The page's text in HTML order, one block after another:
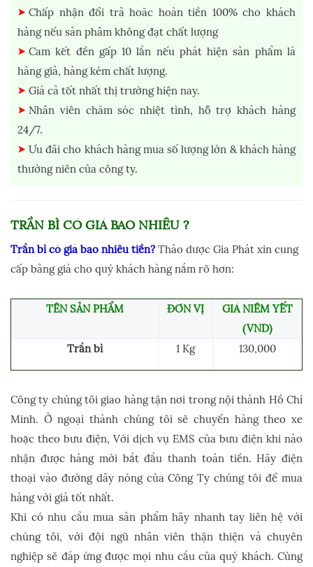
Chấp nhận đổi trả hoăc hoàn tiền 100% cho khách
hàng nếu sản phâm không đạt chất lượng
Cam kết đền gấp 10 lần nếu phát hiện sản phẩm là
hàng giả, hàng kém chất lượng.
Giá cả tốt nhất thị trường hiện nay.
Nhân viên chăm sóc nhiệt tình, hỗ trợ khách hàng
24/7.
Ưu đãi cho khách hàng mua số lượng lớn & khách hàng
thường niên của công ty.
TRẦN BÌ CÓ GIÁ BAO NHIÊU ?
Trần bìcó giá bao nhiêu tiền? Thảo dược Gia Phát xin cung
cấp bảng giá cho quý khách hàng nắm rõ hơn:
TÊN SẢN PHẨM ĐƠN VỊ
GIÁ NIÊM YẾT
(VND)
Trần bì
1 Kg 130,000
Công ty chúng tôi giao hàng tận nơi trong nội thành Hồ Chí
Minh. Ở ngoại thành chúng tôi sẽ chuyển hàng theo xe
hoặc theo bưu điện, Với dịch vụ EMS của bưu điện khi nào
nhận được hàng mới bắt đầu thanh toán tiền. Hãy điện
thoại vào đường dây nóng của Công Ty chúng tôi để mua
hàng với giá tốt nhất.
Khi có nhu cầu mua sản phẩm hãy nhanh tay liên hệ với
chúng tôi, với đội ngũ nhân viên thận thiện và chuyên
nghiệp sẽ đáp ứng được mọi nhu cầu của quý khách. Cùng